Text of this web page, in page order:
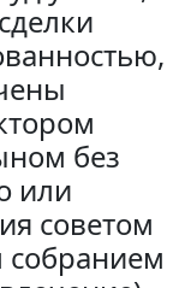
без
или
советом